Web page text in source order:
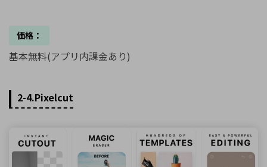
価格：
基本無料(アプリ内課金あり)
2-4.Pixelcut